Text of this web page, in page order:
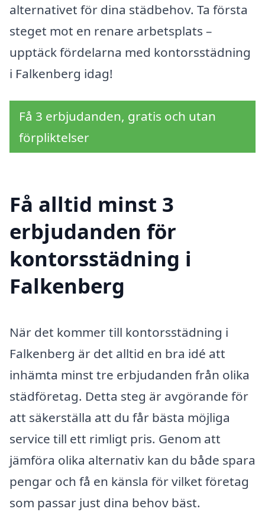
alternativet för dina städbehov. Ta första
steget mot en renare arbetsplats –
upptäck fördelarna med kontorsstädning
i Falkenberg idag!
Få 3 erbjudanden, gratis och utan
förpliktelser
Få alltid minst 3
erbjudanden för
kontorsstädning i
Falkenberg
När det kommer till kontorsstädning i
Falkenberg är det alltid en bra idé att
inhämta minst tre erbjudanden från olika
städföretag. Detta steg är avgörande för
att säkerställa att du får bästa möjliga
service till ett rimligt pris. Genom att
jämföra olika alternativ kan du både spara
pengar och få en känsla för vilket företag
som passar just dina behov bäst.